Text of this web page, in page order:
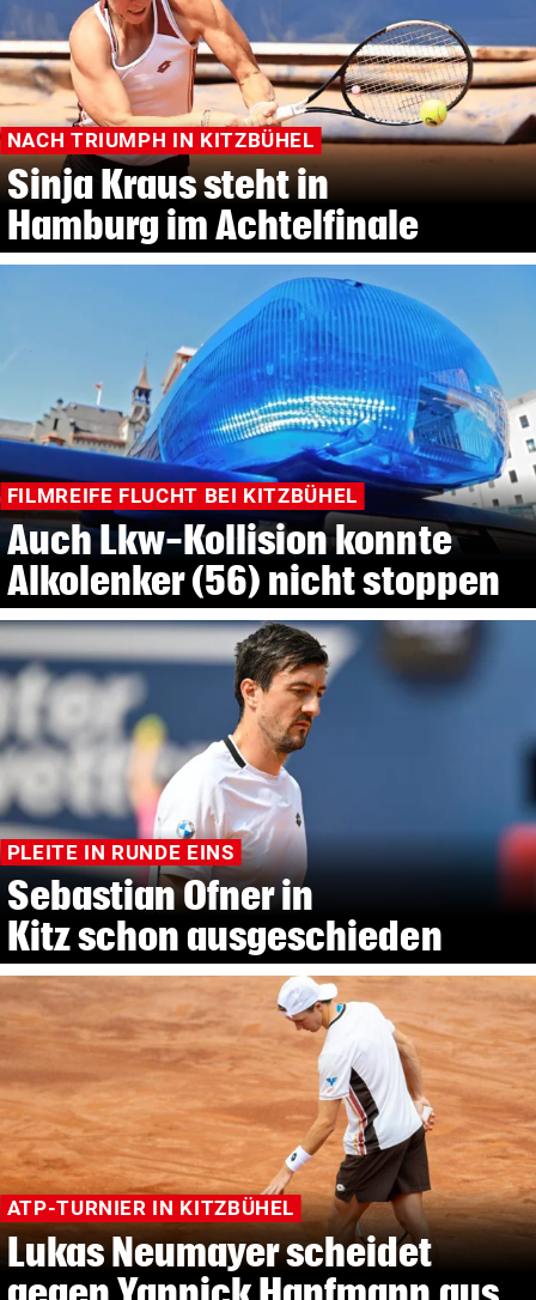
NACH TRIUMPH IN KITZBÜHEL
Sinja Kraus steht in
Hamburg im Achtelfinale
FILMREIFE FLUCHT BEI KITZBÜHEL
Auch Lkw-Kollision konnte
Alkolenker (56) nicht stoppen
PLEITE IN RUNDE EINS
Sebastian Ofner in
Kitz schon ausgeschieden
ATP-TURNIER IN KITZBÜHEL
Lukas Neumayer scheidet